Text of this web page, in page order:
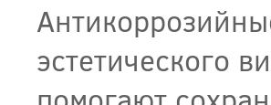
эстетического